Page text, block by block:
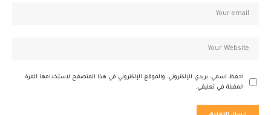
احفظ اسمي، بريدي الإلكتروني، والموقع الإلكتروني في هذا المتصفح لاستخدامها المرة
المقبلة في تعليقي.